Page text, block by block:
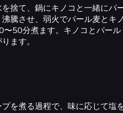
捨て、鍋にキノコと一緒にパ
騰させ、弱火でパール麦とキ
〜50分煮ます。キノコとパール
ます。
を煮る過程で、味に応じて塩